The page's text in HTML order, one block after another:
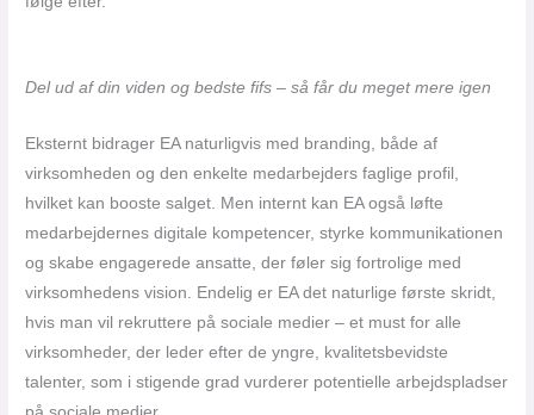
Del ud af din viden og bedste fifs – så får du meget mere igen
Eksternt bidrager EA naturligvis med branding, både af
virksomheden og den enkelte medarbejders faglige profil,
hvilket kan booste salget. Men internt kan EA også løfte
medarbejdernes digitale kompetencer, styrke kommunikationen
og skabe engagerede ansatte, der føler sig fortrolige med
virksomhedens vision. Endelig er EA det naturlige første skridt,
hvis man vil rekruttere på sociale medier – et must for alle
virksomheder, der leder efter de yngre, kvalitetsbevidste
talenter, som i stigende grad vurderer potentielle arbejdspladser